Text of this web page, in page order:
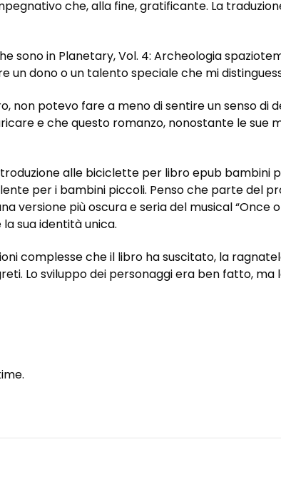
che, alla fine, gratificante. La
sono in Planetary, Vol. 4: Archeologia
dono o un talento speciale che mi
non potevo fare a meno di sentire un senso di
e che questo romanzo, nonostante le sue
alle biciclette per libro epub bambini
per i bambini piccoli. Penso che parte del
versione più oscura e seria del musical “Once
sua identità unica.
complesse che il libro ha suscitato, la
Lo sviluppo dei personaggi era ben fatto,